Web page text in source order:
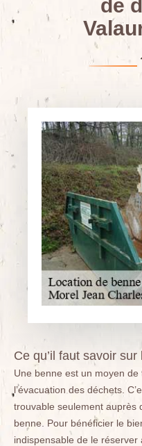
de
Ce qu’il faut savoir
Une benne est un moyen
l’évacuation des déchets.
trouvable seulement auprès
benne. Pour bénéficier le
indispensable de le réserver